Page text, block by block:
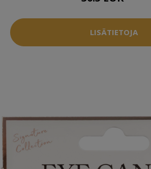
LISÄTIETOJA